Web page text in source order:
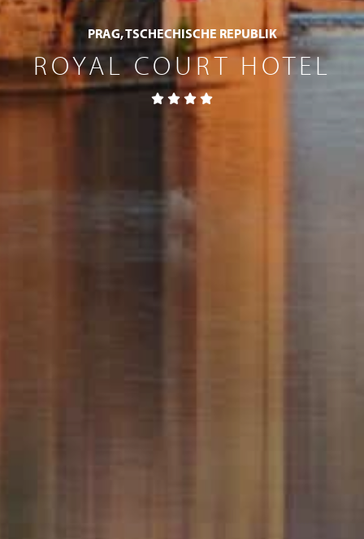
PRAG, TSCHECHISCHE REPUBLIK
ROYAL COURT HOTEL